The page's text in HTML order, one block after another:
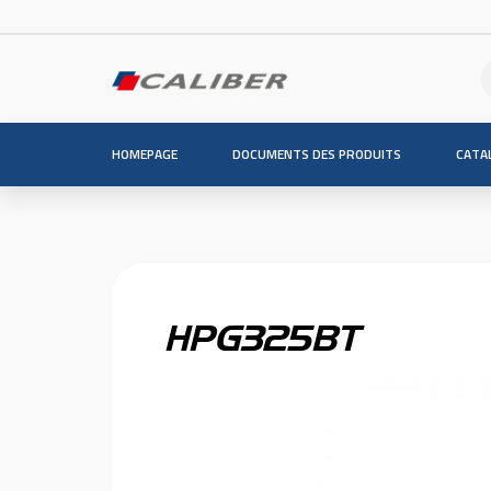
HOMEPAGE DOCUMENTS DES PRODUITS
HPG325BT